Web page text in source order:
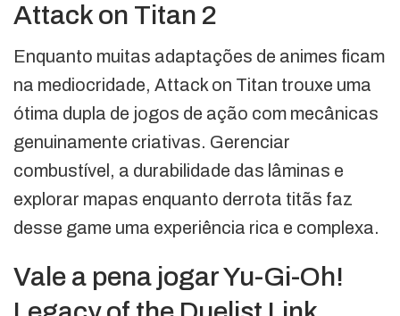
Attack on Titan 2
Enquanto muitas adaptações de animes ficam
na mediocridade, Attack on Titan trouxe uma
ótima dupla de jogos de ação com mecânicas
genuinamente criativas. Gerenciar
combustível, a durabilidade das lâminas e
explorar mapas enquanto derrota titãs faz
desse game uma experiência rica e complexa.
Vale a pena jogar Yu-Gi-Oh!